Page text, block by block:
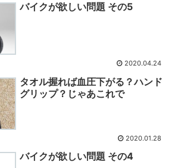
バイクが欲しい問題 その5
2020.04.24
タオル握れば血圧下がる？ハンド
グリップ？じゃあこれで
2020.01.28
バイクが欲しい問題 その4